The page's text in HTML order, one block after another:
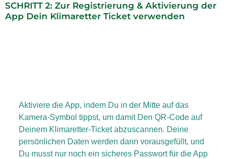
SCHRITT 2: Zur Registrierung & Aktivierung der
App Dein Klimaretter Ticket verwenden
Aktiviere die App, indem Du in der Mitte auf das
Kamera-Symbol tippst, um damit Den QR-Code auf
Deinem Klimaretter-Ticket abzuscannen. Deine
persönlichen Daten werden dann vorausgefüllt, und
Du musst nur noch ein sicheres Passwort für die App